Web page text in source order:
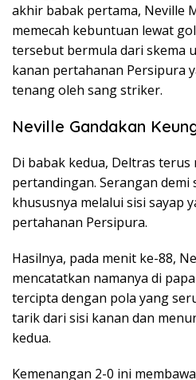
akhir babak pertama, Neville
memecah kebuntuan lewat
tersebut bermula dari skema
kanan pertahanan Persipura
tenang oleh sang striker.
Neville Gandakan
Di babak kedua, Deltras terus
pertandingan. Serangan demi
khususnya melalui sisi sayap
pertahanan Persipura.
Hasilnya, pada menit ke-88,
mencatatkan namanya di
tercipta dengan pola yang
tarik dari sisi kanan dan
kedua.
Kemenangan 2-0 ini